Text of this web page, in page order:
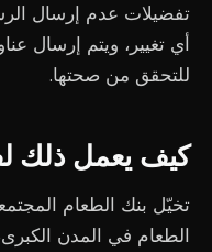
تفضيلات عدم إرسال
أي تغيير، ويتم إرسال
للتحقق من صحتها.
كيف يعمل ذلك
تخيّل بنك الطعام